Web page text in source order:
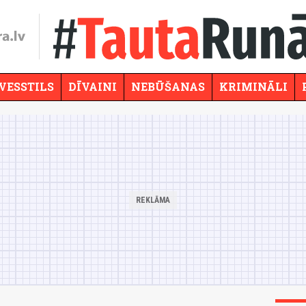
DĪVAINI NEBŪŠANAS KRIMINĀLI